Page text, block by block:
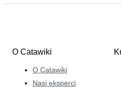
O Catawiki
O Catawiki
Nasi eksperci